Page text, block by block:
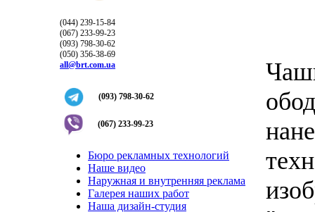
(044) 239-15-84
(067) 233-99-23
(093) 798-30-62
(050) 356-38-69
all@brt.com.ua
(093) 798-30-62
(067) 233-99-23
Бюро рекламных технологий
Наше видео
Наружная и внутренняя реклама
Галерея наших работ
Наша дизайн-студия